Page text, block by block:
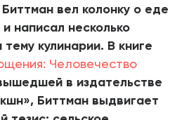
вел колонку о еде
написал несколько
кулинарии. В книге
Человечество
в издательстве
Биттман выдвигает